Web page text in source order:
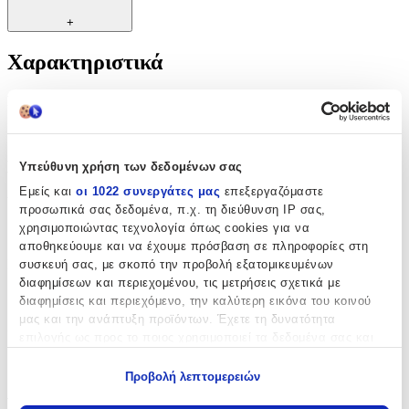
Υπεύθυνη χρήση των δεδομένων σας
Εμείς και οι 1022 συνεργάτες μας επεξεργαζόμαστε
προσωπικά σας δεδομένα, π.χ. τη διεύθυνση IP σας,
χρησιμοποιώντας τεχνολογία όπως cookies για να
αποθηκεύουμε και να έχουμε πρόσβαση σε πληροφορίες στη
συσκευή σας, με σκοπό την προβολή εξατομικευμένων
διαφημίσεων και περιεχομένου, τις μετρήσεις σχετικά με
διαφημίσεις και περιεχόμενο, την καλύτερη εικόνα του κοινού
μας και την ανάπτυξη προϊόντων. Έχετε τη δυνατότητα
Προβολή λεπτομερειών
+
Χαρακτηριστικά
Κατασκευαστής
OEM
Βασικά Χαρακτηριστικά
Υλικό
Ατσάλι
Επιχρυσωμένη:
Ναι
Χρώμα Υλικού :